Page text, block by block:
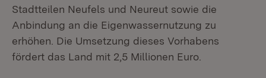
Stadtteilen Neufels und Neureut sowie die
Anbindung an die Eigenwassernutzung zu
erhöhen. Die Umsetzung dieses Vorhabens
fördert das Land mit 2,5 Millionen Euro.